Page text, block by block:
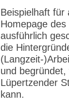
Beispielhaft für
Homepage
ausführlich
die
(Langzeit-
und
Lüpertzender
kann.